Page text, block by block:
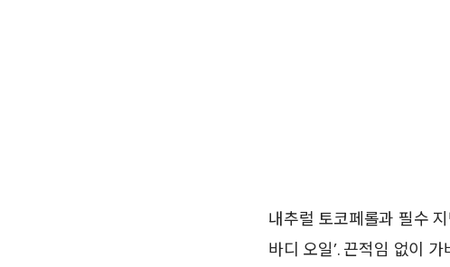
내추럴 토코페롤과 필수
바디 오일’. 끈적임 없이